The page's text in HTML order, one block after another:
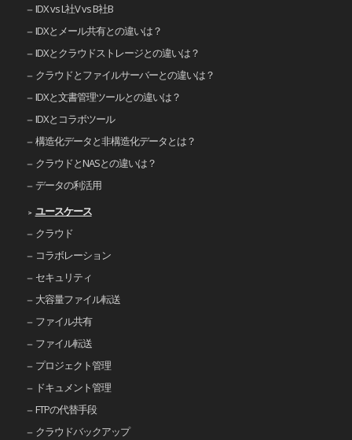
IDX vs L社V vs B社B
IDXとメール共有との違いは？
IDXとクラウドストレージとの違いは？
クラウドとファイルサーバーとの違いは？
IDXと文書管理ツールとの違いは？
IDXとコラボツール
構造化データと非構造化データとは？
クラウドとNASとの違いは？
データの利活用
ユースケース
クラウド
コラボレーション
セキュリティ
大容量ファイル転送
ファイル共有
ファイル転送
プロジェクト管理
ドキュメント管理
FTPの代替手段
クラウドバックアップ